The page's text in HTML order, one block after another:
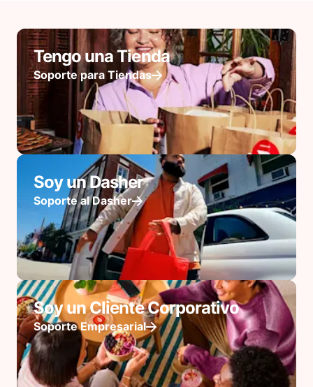
Tengo una Tienda
Soporte para Tiendas
Soy un Dasher
Soporte al Dasher
Soy un Cliente Corporativo
Soporte Empresarial